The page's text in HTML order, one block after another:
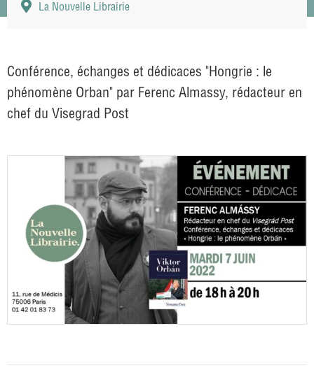
La Nouvelle Librairie
Conférence, échanges et dédicaces "Hongrie : le
phénomène Orban" par Ferenc Almassy, rédacteur en
chef du Visegrad Post